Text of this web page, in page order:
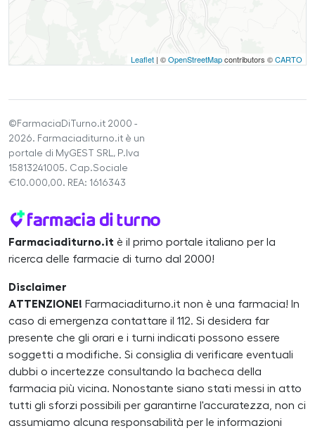
Leaflet | ©OpenStreetMapcontributors ©CARTO
©FarmaciaDiTurno.it 2000 -
2026. Farmaciaditurno.it è un
portale di MyGEST SRL, P.Iva
15813241005. Cap.Sociale
€10.000,00. REA: 1616343
Farmaciaditurno.it è il primo portale italiano per la
ricerca delle farmacie di turno dal 2000!
Disclaimer
ATTENZIONE! Farmaciaditurno.it non è una farmacia! In
caso di emergenza contattare il 112. Si desidera far
presente che gli orari e i turni indicati possono essere
soggetti a modifiche. Si consiglia di verificare eventuali
dubbi o incertezze consultando la bacheca della
farmacia più vicina. Nonostante siano stati messi in atto
tutti gli sforzi possibili per garantirne l'accuratezza, non ci
assumiamo alcuna responsabilità per le informazioni